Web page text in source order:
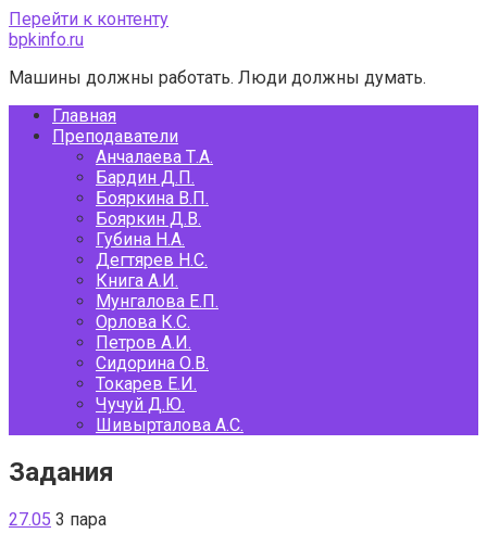
Перейти к контенту
bpkinfo.ru
Машины должны работать. Люди должны думать.
Главная
Преподаватели
Анчалаева Т.А.
Бардин Д.П.
Бояркина В.П.
Бояркин Д.В.
Губина Н.А.
Дегтярев Н.С.
Книга А.И.
Мунгалова Е.П.
Орлова К.С.
Петров А.И.
Сидорина О.В.
Токарев Е.И.
Чучуй Д.Ю.
Шивырталова А.С.
Задания
27.05 3 пара